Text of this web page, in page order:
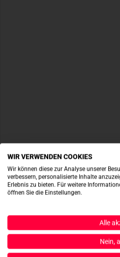
WIR VERWENDEN COOKIES
Wir können diese zur Analyse unserer
verbessern, personalisierte Inhalte
Erlebnis zu bieten. Für weitere
öffnen Sie die Einstellungen.
Alle
Nein,